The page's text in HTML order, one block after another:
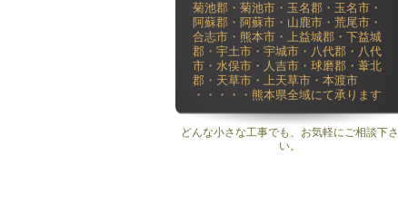
菊池郡・菊池市・玉名郡・玉名市・
阿蘇郡・阿蘇市・山鹿市・荒尾市・
合志市・熊本市・上益城郡・下益城
郡・宇土市・宇城市・八代郡・八代
市・水俣市・人吉市・球磨郡・葦北
郡・天草市・上天草市・本渡市
・・・・・熊本県全域にて承ります
どんな小さな工事でも、お気軽にご相談下さ
い。